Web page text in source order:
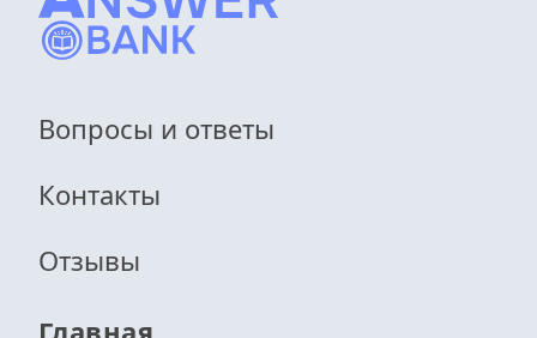
Вопросы и ответы
Контакты
Отзывы